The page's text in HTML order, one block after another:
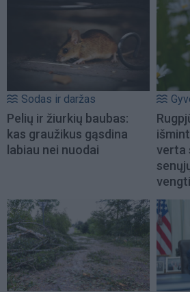
Sodas ir daržas
Pelių ir žiurkių baubas:
kas graužikus gąsdina
labiau nei nuodai
verta
vengti